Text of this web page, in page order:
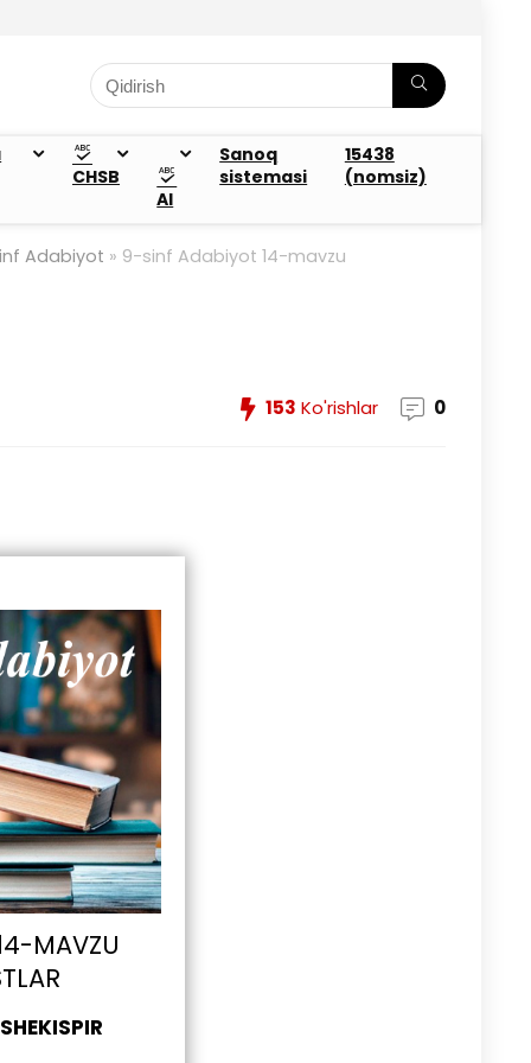
CHSB
AI
Sanoq
sistemasi
15438
(nomsiz)
Adabiyot » 9-sinf Adabiyot 14-mavzu
153 Ko'rishlar 0
MAVZU